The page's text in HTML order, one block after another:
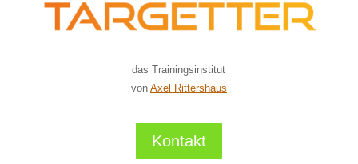
das Trainingsinstitut
von Axel Rittershaus
Kontakt